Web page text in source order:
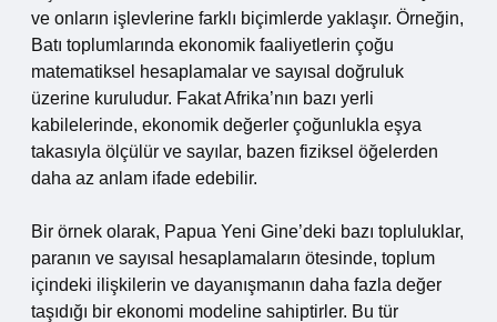
ve onların işlevlerine farklı biçimlerde yaklaşır. Örneğin,
Batı toplumlarında ekonomik faaliyetlerin çoğu
matematiksel hesaplamalar ve sayısal doğruluk
üzerine kuruludur. Fakat Afrika’nın bazı yerli
kabilelerinde, ekonomik değerler çoğunlukla eşya
takasıyla ölçülür ve sayılar, bazen fiziksel öğelerden
daha az anlam ifade edebilir.
Bir örnek olarak, Papua Yeni Gine’deki bazı topluluklar,
paranın ve sayısal hesaplamaların ötesinde, toplum
içindeki ilişkilerin ve dayanışmanın daha fazla değer
taşıdığı bir ekonomi modeline sahiptirler. Bu tür